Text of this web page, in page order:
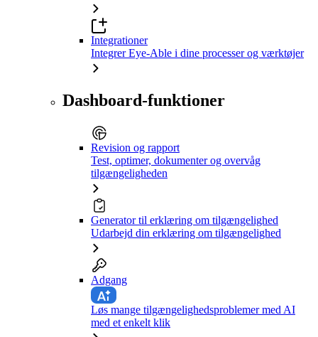
Integrationer
Integrer Eye-Able i dine processer og værktøjer
Dashboard-funktioner
Revision og rapport
Test, optimer, dokumenter og overvåg
tilgængeligheden
Generator til erklæring om tilgængelighed
Udarbejd din erklæring om tilgængelighed
Adgang
Løs mange tilgængelighedsproblemer med AI
med et enkelt klik